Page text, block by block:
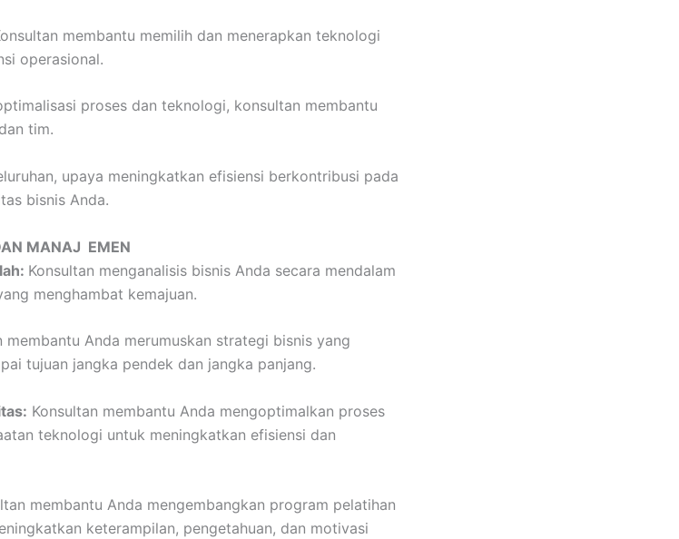
membantu memilih dan menerapkan teknologi
operasional.
proses dan teknologi, konsultan membantu
tim.
upaya meningkatkan efisiensi berkontribusi pada
bisnis Anda.
MANAJ EMEN
Konsultan menganalisis bisnis Anda secara mendalam
menghambat kemajuan.
membantu Anda merumuskan strategi bisnis yang
tujuan jangka pendek dan jangka panjang.
Konsultan membantu Anda mengoptimalkan proses
teknologi untuk meningkatkan efisiensi dan
membantu Anda mengembangkan program pelatihan
keterampilan, pengetahuan, dan motivasi